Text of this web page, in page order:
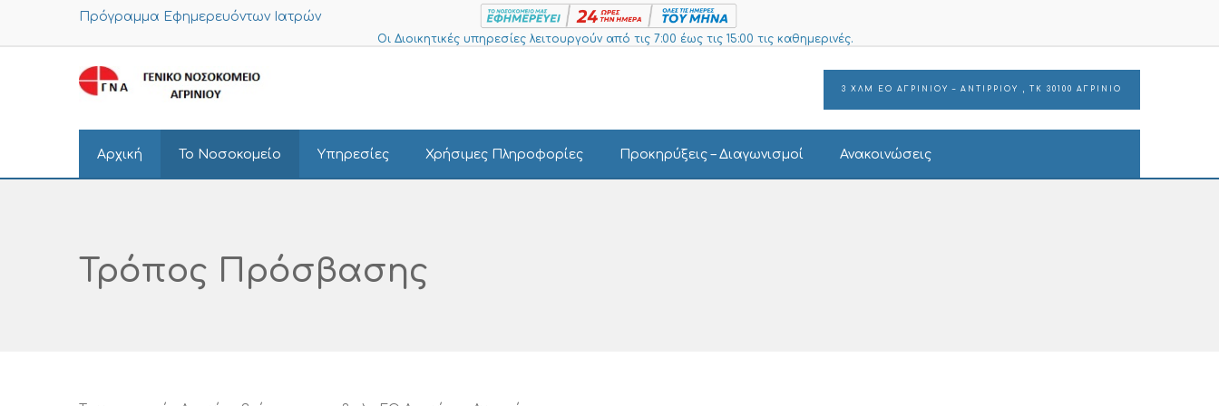
Πρόγραμμα Εφημερευόντων Ιατρών
Οι Διοικητικές υπηρεσίες λειτουργούν από τις 7:00 έως τις 15:00 τις καθημερινές.
3 ΧΛΜ ΕΟ ΑΓΡΙΝΙΟΥ – ΑΝΤΙΡΡΙΟΥ , ΤΚ 30100 ΑΓΡΙΝΙΟ
Αρχική Το Νοσοκομείο Υπηρεσίες Χρήσιμες Πληροφορίες Προκηρύξεις – Διαγωνισμοί Ανακοινώσεις
Τρόπος Πρόσβασης